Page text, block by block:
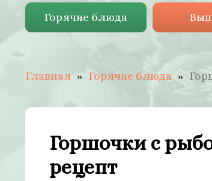
Горячие блюда
Главная Горячие блюда
Горшочки с
рецепт